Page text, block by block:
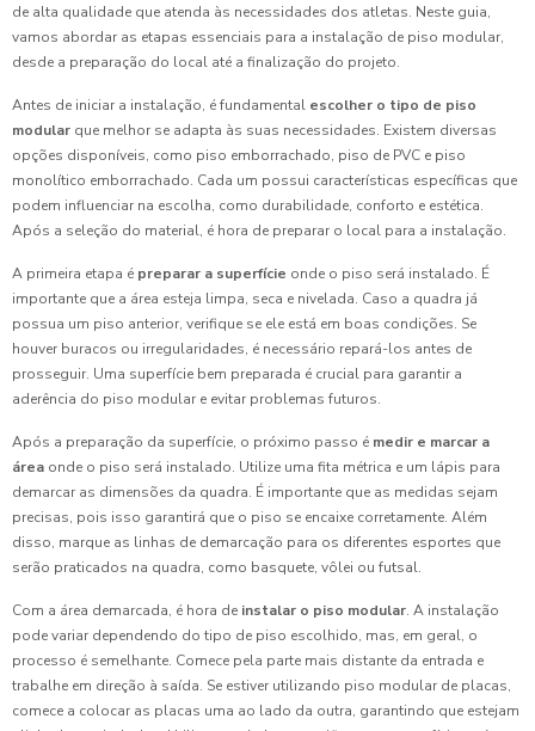
de alta qualidade que atenda às necessidades dos atletas. Neste guia,
vamos abordar as etapas essenciais para a instalação de piso modular,
desde a preparação do local até a finalização do projeto.
Antes de iniciar a instalação, é fundamental escolher o tipo de piso
modular que melhor se adapta às suas necessidades. Existem diversas
opções disponíveis, como piso emborrachado, piso de PVC e piso
monolítico emborrachado. Cada um possui características específicas que
podem influenciar na escolha, como durabilidade, conforto e estética.
Após a seleção do material, é hora de preparar o local para a instalação.
A primeira etapa é preparar a superfície onde o piso será instalado. É
importante que a área esteja limpa, seca e nivelada. Caso a quadra já
possua um piso anterior, verifique se ele está em boas condições. Se
houver buracos ou irregularidades, é necessário repará-los antes de
prosseguir. Uma superfície bem preparada é crucial para garantir a
aderência do piso modular e evitar problemas futuros.
Após a preparação da superfície, o próximo passo é medir e marcar a
área onde o piso será instalado. Utilize uma fita métrica e um lápis para
demarcar as dimensões da quadra. É importante que as medidas sejam
precisas, pois isso garantirá que o piso se encaixe corretamente. Além
disso, marque as linhas de demarcação para os diferentes esportes que
serão praticados na quadra, como basquete, vôlei ou futsal.
Com a área demarcada, é hora de instalar o piso modular. A instalação
pode variar dependendo do tipo de piso escolhido, mas, em geral, o
processo é semelhante. Comece pela parte mais distante da entrada e
trabalhe em direção à saída. Se estiver utilizando piso modular de placas,
comece a colocar as placas uma ao lado da outra, garantindo que estejam